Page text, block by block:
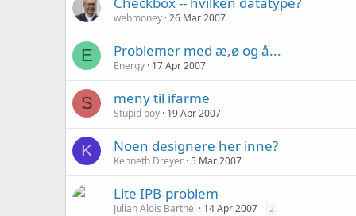
webmoney 26 Mar 2007
E Problemer med æ,ø og å...
Energy 17 Apr 2007
S meny til ifarme
Stupid boy 19 Apr 2007
K Noen designere her inne?
Kenneth Dreyer 5 Mar 2007
Lite IPB-problem
Julian Alois Barthel 14 Apr 2007 2